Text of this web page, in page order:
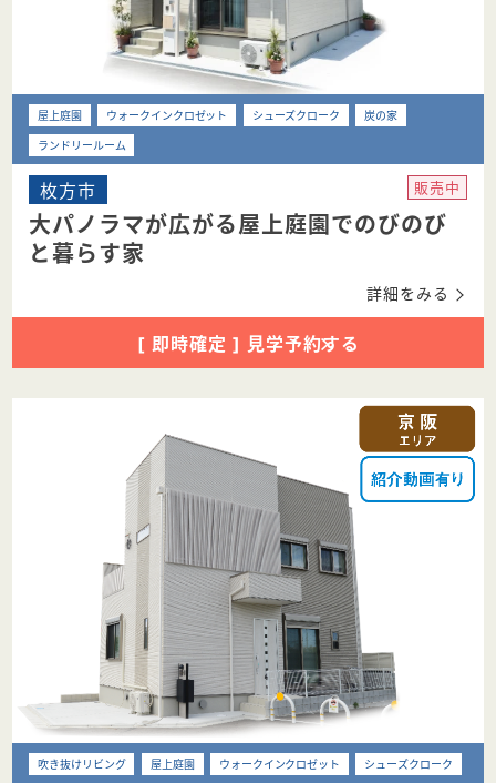
屋上庭園 ウォークインクロゼット シューズクローク
炭の家
ランドリールーム
枚方市 販売中
大パノラマが広がる屋上庭園でのびのび
と暮らす家
詳細をみる
[ 即時確定 ] 見学予約する
吹き抜けリビング 屋上庭園 ウォークインクロゼット
シューズクローク